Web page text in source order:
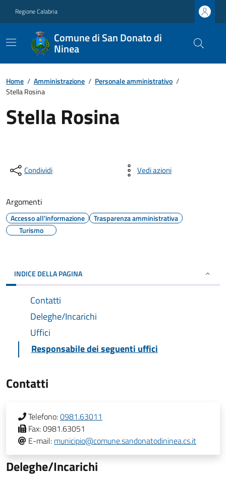
Regione Calabria
Comune di San Donato di
Ninea
Home / Amministrazione / Personale amministrativo /
Stella Rosina
Stella Rosina
Condividi Vedi azioni
Argomenti
Accesso all'informazione
Trasparenza amministrativa
Turismo
INDICE DELLA PAGINA
Contatti
Deleghe/Incarichi
Uffici
Responsabile dei seguenti uffici
Contatti
Telefono:0981.63011
Fax:0981.63051
E-mail: municipio@comune.sandonatodininea.cs.it
Deleghe/Incarichi